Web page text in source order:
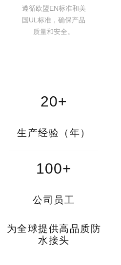
遵循欧盟EN标准和美
国UL标准，确保产品
质量和安全。
20+
生产经验（年）
100+
公司员工
为全球提供高品质防
水接头